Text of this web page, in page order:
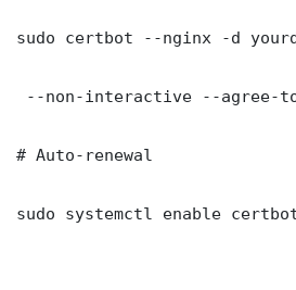
sudo certbot --nginx -d
--non-interactive --agree-tos
# Auto-renewal
sudo systemctl enable